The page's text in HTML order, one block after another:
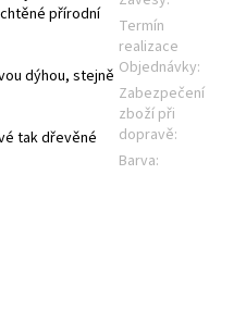
přírodní
dýhou, stejně
tak dřevěné
Termín
realizace
Objednávky:
Zabezpečení
zboží při
dopravě:
Barva: